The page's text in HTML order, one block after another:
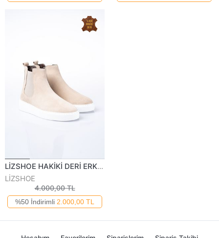
LİZSHOE HAKİKİ DERİ ERKEK GÜNLÜK BOT PİK 204122K
LİZSHOE
4.000,00 TL
%50 İndirimli 2.000,00 TL